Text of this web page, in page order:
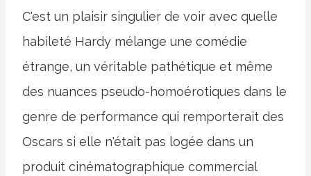
C'est un plaisir singulier de voir avec quelle
habileté Hardy mélange une comédie
étrange, un véritable pathétique et même
des nuances pseudo-homoérotiques dans le
genre de performance qui remporterait des
Oscars si elle n'était pas logée dans un
produit cinématographique commercial